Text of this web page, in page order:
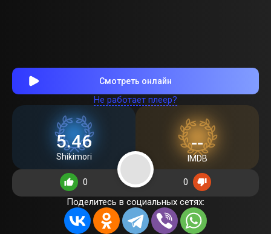
Смотреть онлайн
Не работает плеер?
5.46
Shikimori
--
IMDB
0
0
Поделитесь в социальных сетях: